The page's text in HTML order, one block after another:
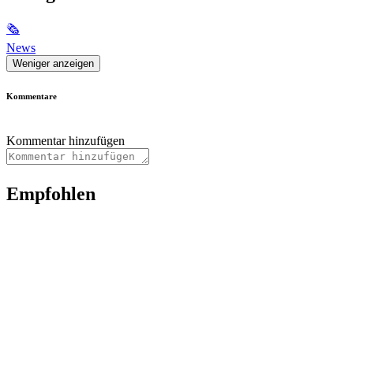
🗞
News
Weniger anzeigen
Kommentare
Kommentar hinzufügen
Empfohlen